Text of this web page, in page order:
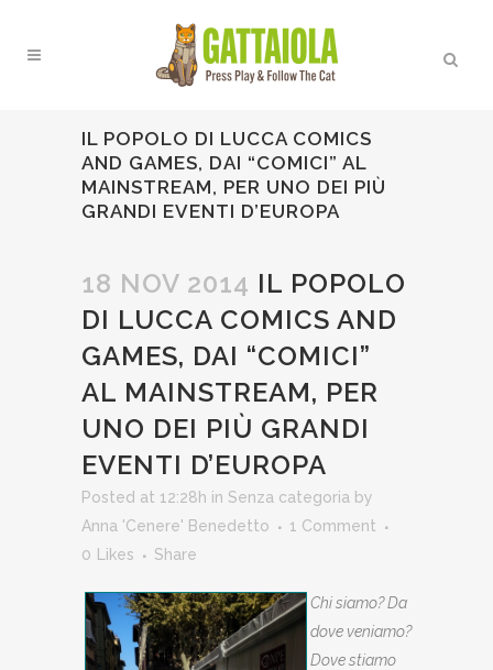
IL POPOLO DI LUCCA COMICS
AND GAMES, DAI “COMICI” AL
MAINSTREAM, PER UNO DEI PIÙ
GRANDI EVENTI D’EUROPA
18 NOV 2014 IL POPOLO
DI LUCCA COMICS AND
GAMES, DAI “COMICI”
AL MAINSTREAM, PER
UNO DEI PIÙ GRANDI
EVENTI D’EUROPA
Posted at 12:28h in Senza categoria by
Anna 'Cenere' Benedetto
1 Comment
0
Likes Share
Chi siamo? Da
dove veniamo?
Dove stiamo